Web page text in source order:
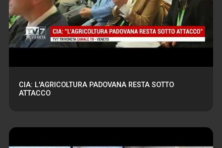
CIA: L'AGRICOLTURA PADOVANA RESTA SOTTO
ATTACCO